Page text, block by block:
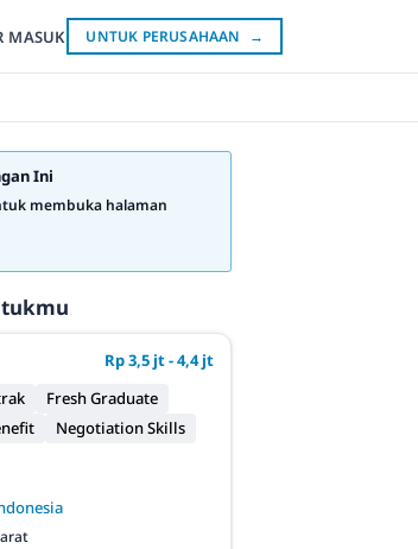
MASUK UNTUK PERUSAHAAN →
Ini
membuka halaman
Rp 3,5 jt - 4,4 jt
Fresh Graduate
Negotiation Skills